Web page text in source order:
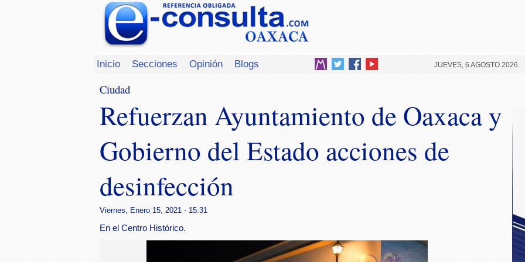
Inicio Secciones Opinión Blogs JUEVES, 6 AGOSTO 2026
Ciudad
Refuerzan Ayuntamiento de Oaxaca y
Gobierno del Estado acciones de
desinfección
Viernes, Enero 15, 2021 - 15:31
En el Centro Histórico.